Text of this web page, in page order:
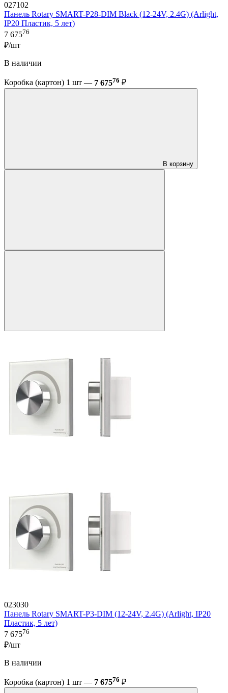
027102
Панель Rotary SMART-P28-DIM Black (12-24V, 2.4G) (Arlight,
IP20 Пластик, 5 лет)
7 67576
₽/шт
В наличии
Коробка (картон) 1 шт — 7 67576 ₽
В корзину
023030
Панель Rotary SMART-P3-DIM (12-24V, 2.4G) (Arlight, IP20
Пластик, 5 лет)
7 67576
₽/шт
В наличии
Коробка (картон) 1 шт — 7 67576 ₽